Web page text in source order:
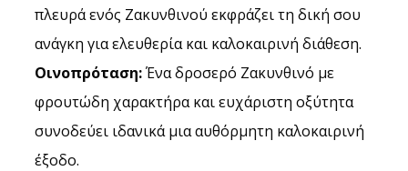
πλευρά ενός Ζακυνθινού εκφράζει τη δική σου
ανάγκη για ελευθερία και καλοκαιρινή διάθεση.
Οινοπρόταση: Ένα δροσερό Ζακυνθινό με
φρουτώδη χαρακτήρα και ευχάριστη οξύτητα
συνοδεύει ιδανικά μια αυθόρμητη καλοκαιρινή
έξοδο.